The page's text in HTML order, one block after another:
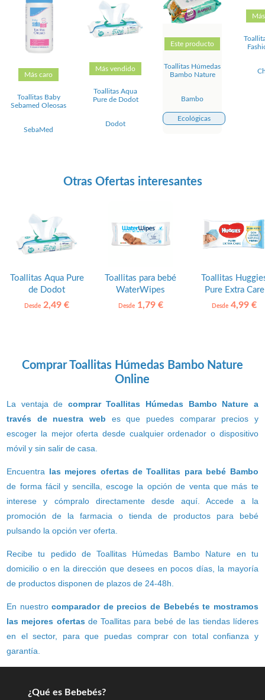
Más caro
Toallitas Baby
Sebamed Oleosas
SebaMed
Más vendido
Toallitas Aqua
Pure de Dodot
Dodot
Este producto
Toallitas Húmedas
Bambo Nature
Bambo
Ecológicas
Otras Ofertas interesantes
Toallitas Aqua Pure
de Dodot
Desde 2,49 €
Toallitas para bebé
WaterWipes
Desde1,79 €
Toallitas
Pure Extra Care
Desde 4,99 €
Comprar Toallitas Húmedas Bambo Nature
Online
La ventaja de comprar Toallitas Húmedas Bambo Nature a
través de nuestra web es que puedes comparar precios y
escoger la mejor oferta desde cualquier ordenador o dispositivo
móvil y sin salir de casa.
Encuentra las mejores ofertas de Toallitas para bebé Bambo
de forma fácil y sencilla, escoge la opción de venta que más te
interese y cómpralo directamente desde aquí. Accede a la
promoción de la farmacia o tienda de productos para bebé
pulsando la opción ver oferta.
Recibe tu pedido de Toallitas Húmedas Bambo Nature en tu
domicilio o en la dirección que desees en pocos días, la mayoría
de productos disponen de plazos de 24-48h.
En nuestrocomparador de precios de Bebebés te mostramos
las mejores ofertasde Toallitas para bebé de las tiendas líderes
en el sector, para que puedas comprar con total confianza y
garantía.
¿Qué es Bebebés?